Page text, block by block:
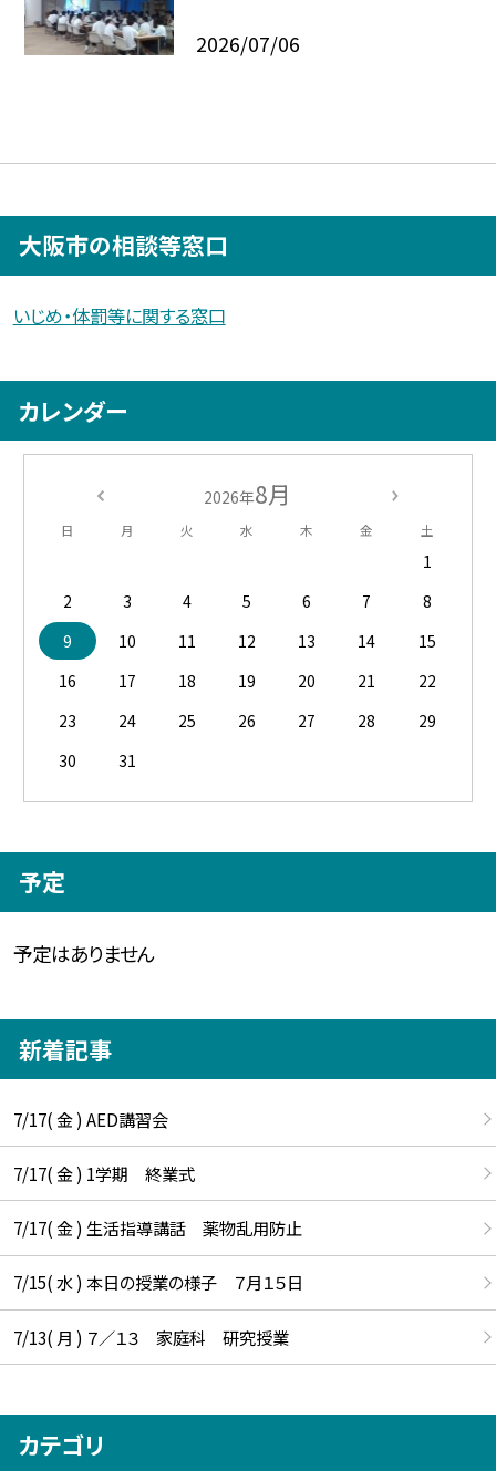
2026/07/06
大阪市の相談等窓口
いじめ・体罰等に関する窓口
カレンダー
2026年8月
日 月 火 水 木 金 土
1
2
3 4 5 6 7
8
9
10 11 12 13 14
15
16
17 18 19 20 21
22
23
24 25 26 27 28
29
30
31
予定
予定はありません
新着記事
7/17( 金 ) AED講習会
7/17( 金 ) 1学期 終業式
7/17( 金 ) 生活指導講話 薬物乱用防止
7/15( 水 ) 本日の授業の様子 ７月１５日
7/13( 月 ) ７／１３ 家庭科 研究授業
カテゴリ